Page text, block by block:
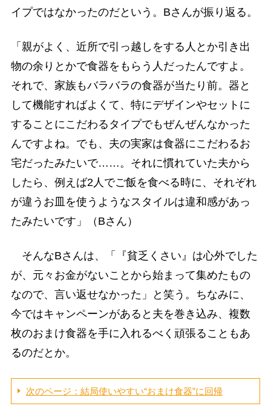
イプではなかったのだという。Bさんが振り返る。
「親がよく、近所で引っ越しをする人とか引き出
物の余りとかで食器をもらう人だったんですよ。
それで、家族もバラバラの食器が当たり前。器と
して機能すればよくて、特にデザインやセットに
することにこだわるタイプでもぜんぜんなかった
んですよね。でも、夫の実家は食器にこだわるお
宅だったみたいで……。それに慣れていた夫から
したら、例えば2人でご飯を食べる時に、それぞれ
が違うお皿を使うようなスタイルは違和感があっ
たみたいです」（Bさん）
そんなBさんは、「『貧乏くさい』は心外でした
が、元々お金がないことから始まって集めたもの
なので、言い返せなかった」と笑う。ちなみに、
今ではキャンペーンがあると夫を巻き込み、複数
枚のおまけ食器を手に入れるべく頑張ることもあ
るのだとか。
次のページ：結局使いやすい“おまけ食器”に回帰